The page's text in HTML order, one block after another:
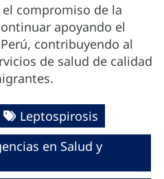
compromiso de la
apoyando el
contribuyendo al
de salud de calidad
Leptospirosis
en Salud y